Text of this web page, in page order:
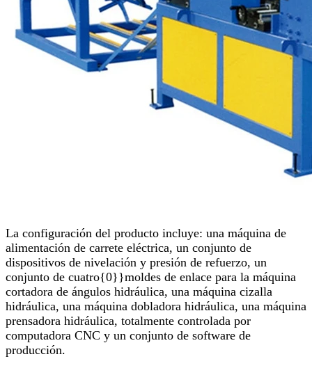
La configuración del producto incluye: una máquina de
alimentación de carrete eléctrica, un conjunto de
dispositivos de nivelación y presión de refuerzo, un
conjunto de cuatro{0}}moldes de enlace para la máquina
cortadora de ángulos hidráulica, una máquina cizalla
hidráulica, una máquina dobladora hidráulica, una máquina
prensadora hidráulica, totalmente controlada por
computadora CNC y un conjunto de software de
producción.